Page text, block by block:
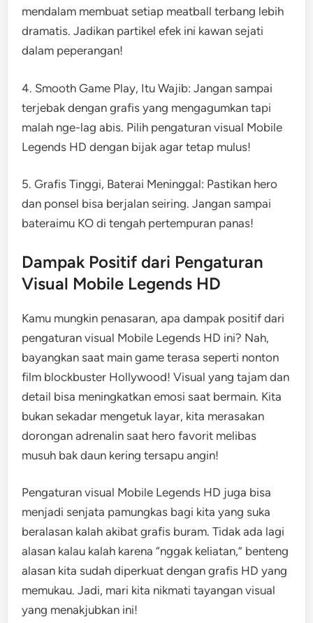
mendalam membuat setiap meatball terbang lebih
dramatis. Jadikan partikel efek ini kawan sejati
dalam peperangan!
4. Smooth Game Play, Itu Wajib: Jangan sampai
terjebak dengan grafis yang mengagumkan tapi
malah nge-lag abis. Pilih pengaturan visual Mobile
Legends HD dengan bijak agar tetap mulus!
5. Grafis Tinggi, Baterai Meninggal: Pastikan hero
dan ponsel bisa berjalan seiring. Jangan sampai
bateraimu KO di tengah pertempuran panas!
Dampak Positif dari Pengaturan
Visual Mobile Legends HD
Kamu mungkin penasaran, apa dampak positif dari
pengaturan visual Mobile Legends HD ini? Nah,
bayangkan saat main game terasa seperti nonton
film blockbuster Hollywood! Visual yang tajam dan
detail bisa meningkatkan emosi saat bermain. Kita
bukan sekadar mengetuk layar, kita merasakan
dorongan adrenalin saat hero favorit melibas
musuh bak daun kering tersapu angin!
Pengaturan visual Mobile Legends HD juga bisa
menjadi senjata pamungkas bagi kita yang suka
beralasan kalah akibat grafis buram. Tidak ada lagi
alasan kalau kalah karena “nggak keliatan,” benteng
alasan kita sudah diperkuat dengan grafis HD yang
memukau. Jadi, mari kita nikmati tayangan visual
yang menakjubkan ini!